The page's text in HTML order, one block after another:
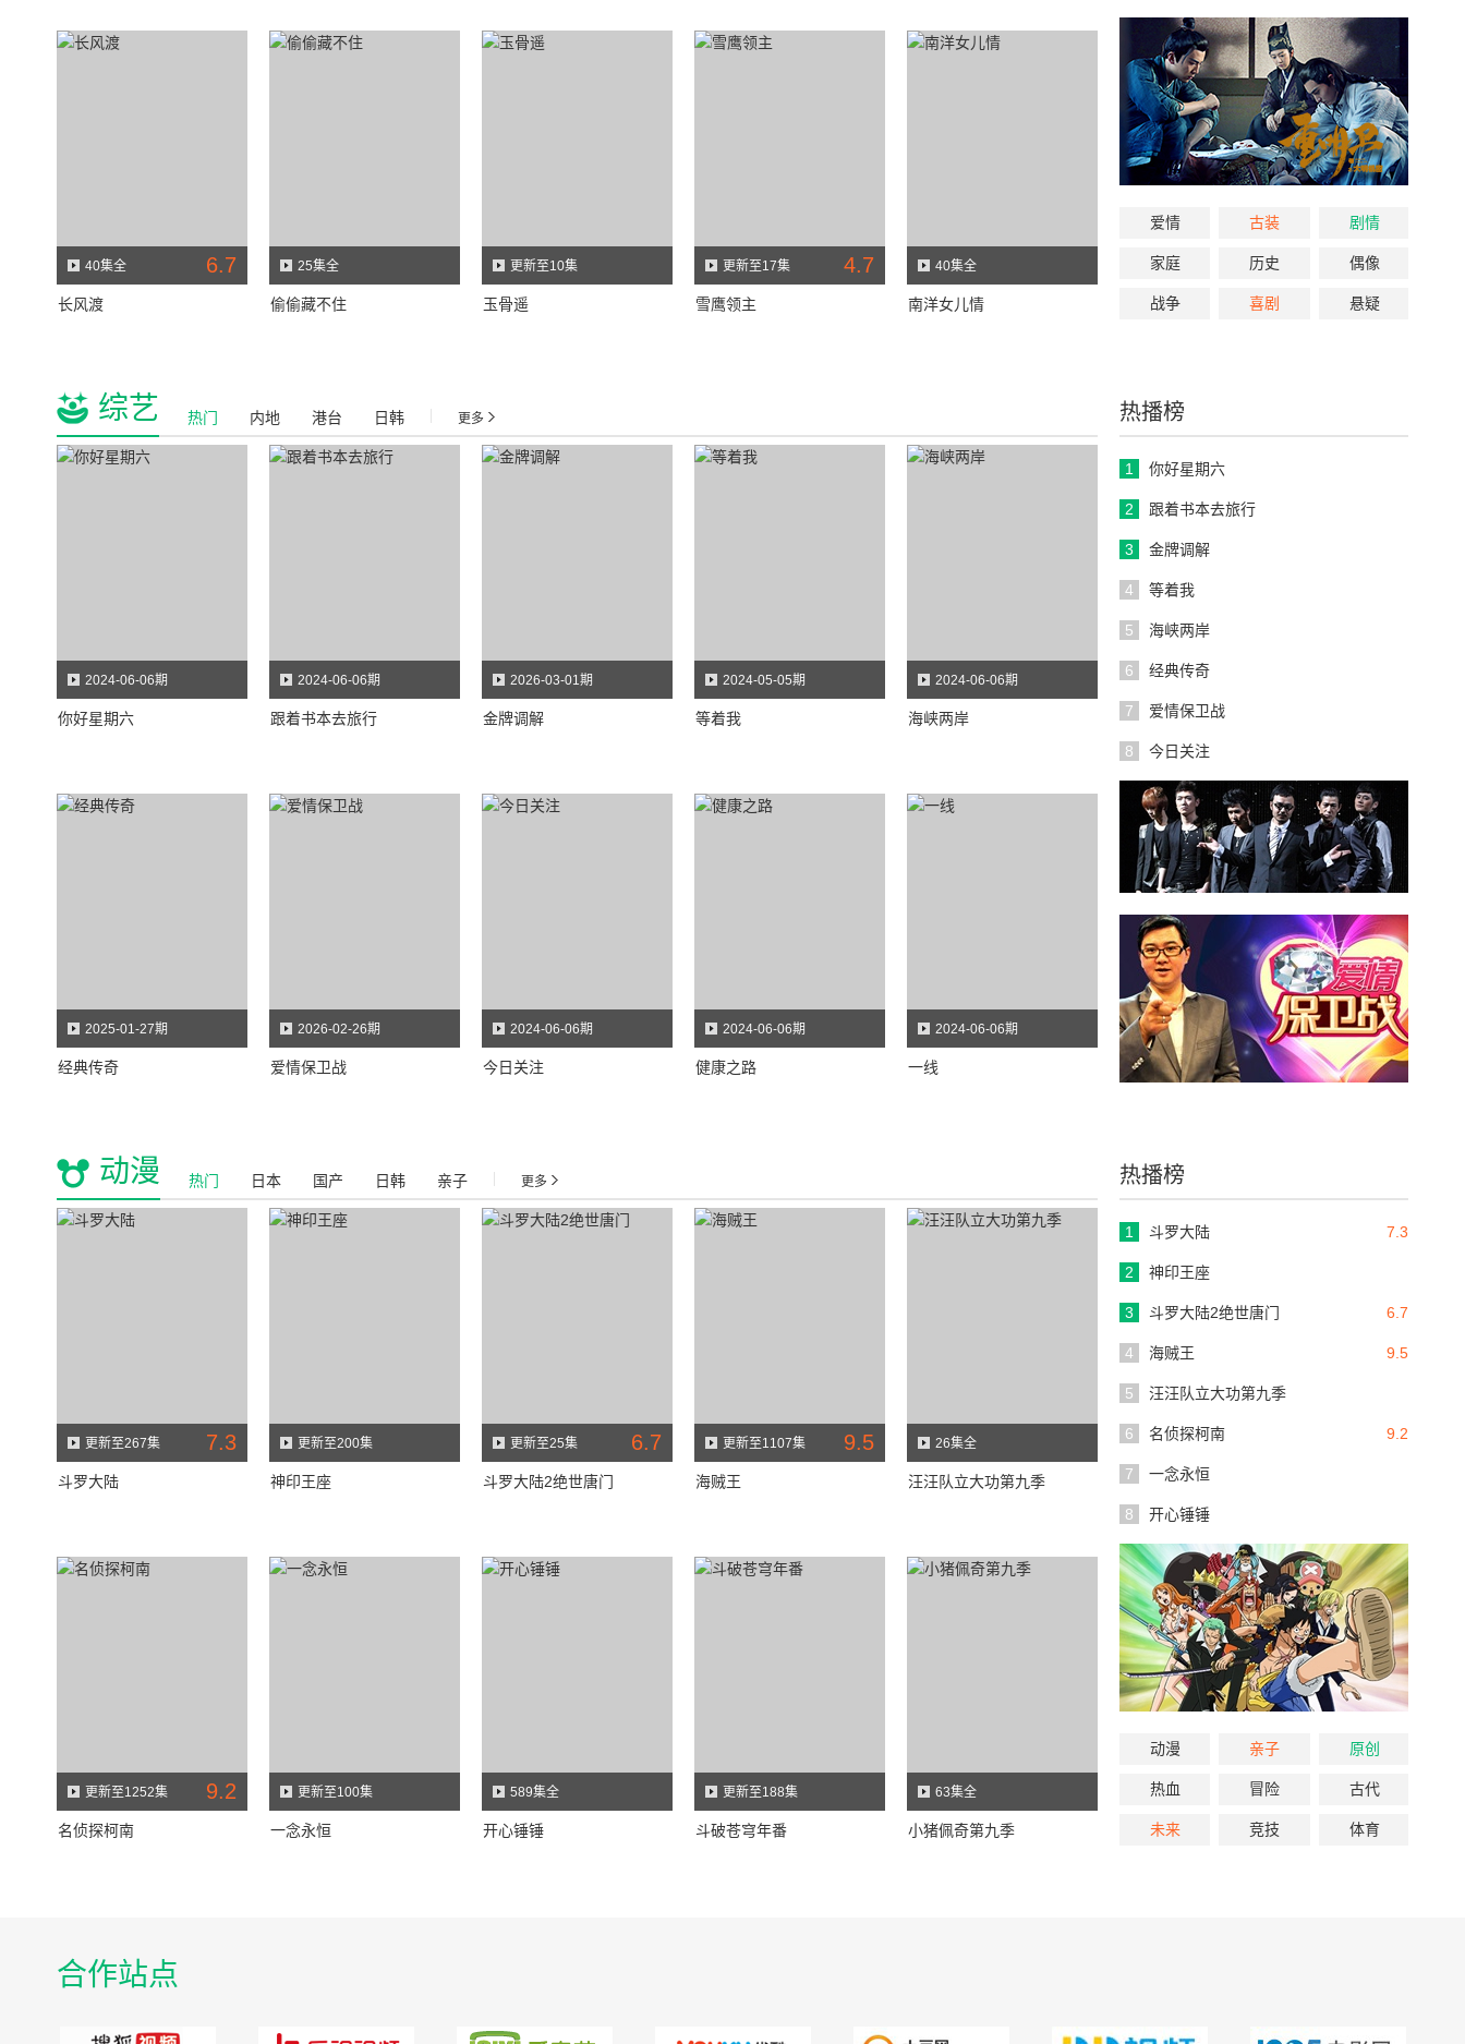
爱情 古装 剧情
家庭 历史 偶像
战争 喜剧 悬疑
6.7
40集全
长风渡
25集全
偷偷藏不住
更新至10集
玉骨遥
4.7
更新至17集
雪鹰领主
40集全
南洋女儿情
热播榜
1 你好星期六
2 跟着书本去旅行
3 金牌调解
4 等着我
5 海峡两岸
6 经典传奇
7 爱情保卫战
8 今日关注
综艺 热门 内地 港台 日韩 更多
2024-06-06期
你好星期六
2024-06-06期
跟着书本去旅行
2026-03-01期
金牌调解
2024-05-05期
等着我
2024-06-06期
海峡两岸
2025-01-27期
经典传奇
2026-02-26期
爱情保卫战
2024-06-06期
今日关注
2024-06-06期
健康之路
2024-06-06期
一线
热播榜
7.3
1 斗罗大陆
2 神印王座
6.7
3 斗罗大陆2绝世唐门
9.5
4 海贼王
5 汪汪队立大功第九季
9.2
6 名侦探柯南
7 一念永恒
8 开心锤锤
动漫 亲子 原创
热血 冒险 古代
未来 竞技 体育
动漫 热门 日本 国产 日韩 亲子 更多
7.3
更新至267集
斗罗大陆
更新至200集
神印王座
6.7
更新至25集
斗罗大陆2绝世唐门
9.5
更新至1107集
海贼王
26集全
汪汪队立大功第九季
9.2
更新至1252集
名侦探柯南
更新至100集
一念永恒
589集全
开心锤锤
更新至188集
斗破苍穹年番
63集全
小猪佩奇第九季
合作站点